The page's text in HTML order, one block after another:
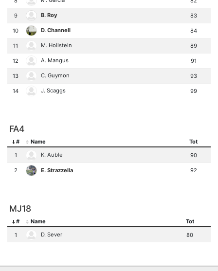
9 B. Roy 83
10 D. Channell 84
11 M. Hollstein 89
12 A. Mangus 91
13 C. Guymon 93
14 J. Scaggs 99
FA4
# Name
Tot
1
K. Auble 90
2 E. Strazzella 92
MJ18
# Name
Tot
1
D. Sever 80